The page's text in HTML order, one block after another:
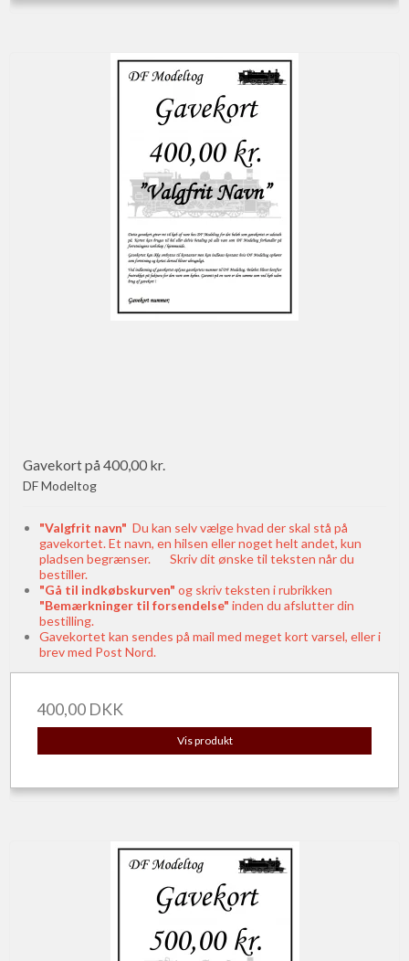
Gavekort på 400,00 kr.
DF Modeltog
"Valgfrit navn" Du kan selv vælge hvad der skal stå på
gavekortet. Et navn, en hilsen eller noget helt andet, kun
pladsen begrænser. Skriv dit ønske til teksten når du
bestiller.
"Gå til indkøbskurven" og skriv teksten i rubrikken
"Bemærkninger til forsendelse" inden du afslutter din
bestilling.
Gavekortet kan sendes på mail med meget kort varsel, eller i
brev med Post Nord.
400,00 DKK
Vis produkt